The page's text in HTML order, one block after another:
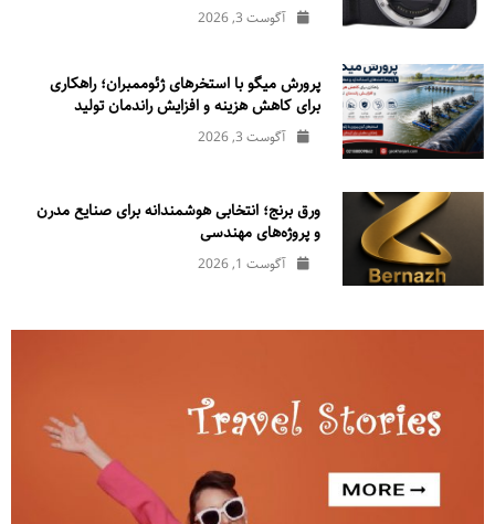
آگوست 3, 2026
پرورش میگو با استخرهای ژئوممبران؛ راهکاری
برای کاهش هزینه و افزایش راندمان تولید
آگوست 3, 2026
ورق برنج؛ انتخابی هوشمندانه برای صنایع مدرن
و پروژه‌های مهندسی
آگوست 1, 2026